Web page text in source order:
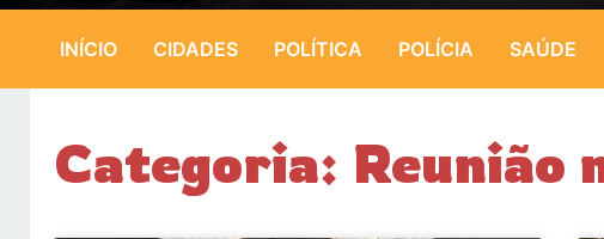
INÍCIO CIDADES POLÍTICA POLÍCIA SAÚDE
Categoria: Reunião